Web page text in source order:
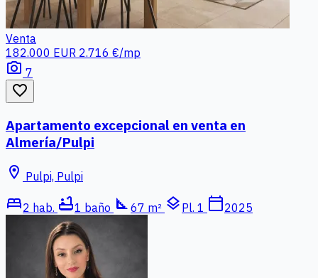
Venta
182.000 EUR 2.716 €/mp
photo_camera 7
favorite_border
Apartamento excepcional en venta en
Almería/Pulpi
location_on Pulpi, Pulpi
bed2 hab. bathtub1 baño square_foot 67 m² layers Pl. 1 calendar_today2025